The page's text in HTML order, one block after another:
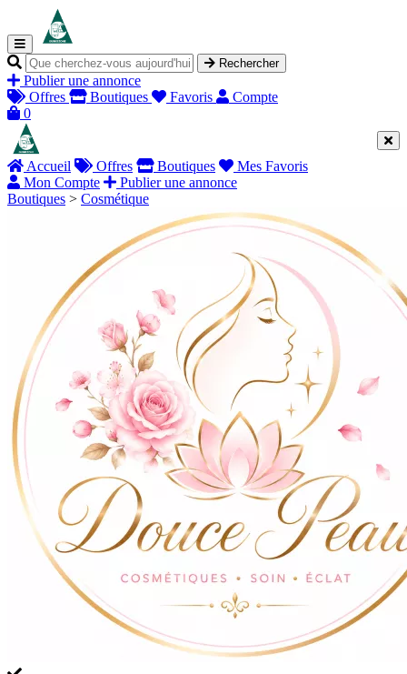
Rechercher
Publier une annonce
Offres
Boutiques Favoris
Compte
0
Accueil Offres Boutiques
Mes Favoris
Mon Compte
Publier une annonce
Boutiques > Cosmétique